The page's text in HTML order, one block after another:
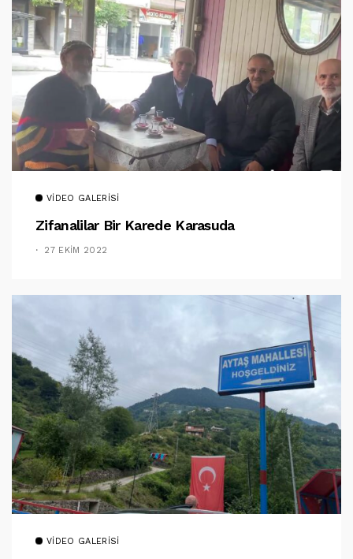
VIDEO GALERISI
Zifanalilar Bir Karede Karasuda
27 EKIM 2022
VIDEO GALERISI